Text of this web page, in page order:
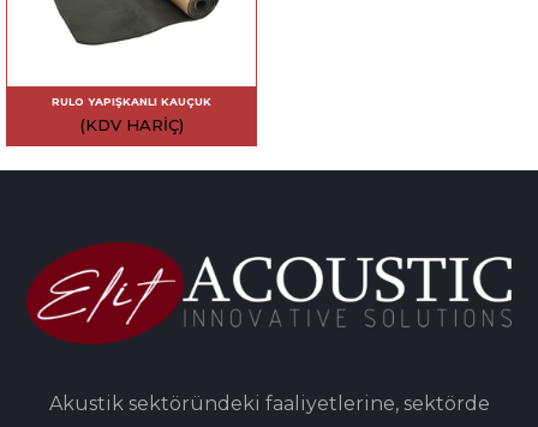
RULO YAPIŞKANLI KAUÇUK
(KDV HARIÇ)
Akustik sektöründeki faaliyetlerine, sektörde